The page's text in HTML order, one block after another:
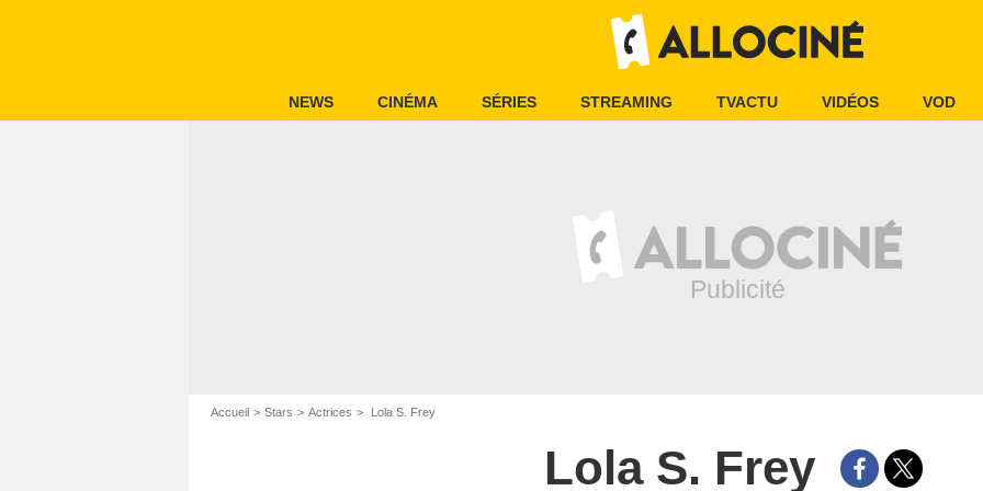
NEWS CINÉMA SÉRIES STREAMING TVACTU VIDÉOS VOD
Accueil Stars Actrices Lola S. Frey
Lola S. Frey